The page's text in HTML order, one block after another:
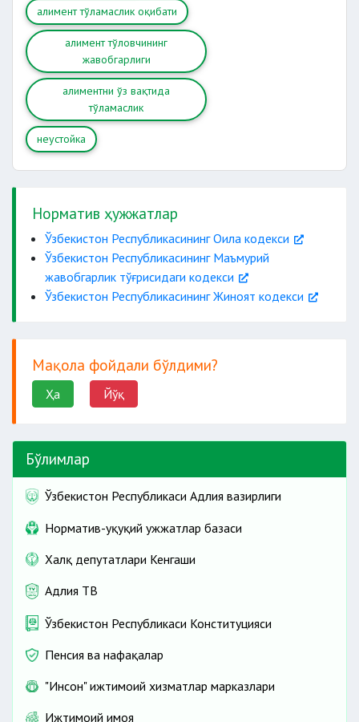
пенсия ва бошқа даромадлар олиш
жойи ҳақида
жавобгарликка сабаб бўлади.
эттириш
жавобгарликка сабаб бўлади.
тортилиши мумкин.
жавобгарликка сабаб бўалди.
жавобгарликка сабаб бўлади.
Агар шахс алимент мажбуриятлари бўйича
жавобгарликдан озод қилинади.
алимент тўламаслик оқибати
алимент тўловчининг
жавобгарлиги
алиментни ўз вақтида
тўламаслик
неустойка
Норматив ҳужжатлар
Ўзбекистон Республикасининг Оила кодекси
Ўзбекистон Республикасининг Маъмурий
жавобгарлик тўғрисидаги кодекси
Ўзбекистон Республикасининг Жиноят кодекси
Мақола фойдали бўлдими?
Ҳа Йўқ
Бўлимлар
Ўзбекистон Республикаси Адлия вазирлиги
Норматив-ҳуқуқий ҳужжатлар базаси
Халқ депутатлари Кенгаши
Адлия ТВ
Ўзбекистон Республикаси Конституцияси
Пенсия ва нафақалар
"Инсон" ижтимоий хизматлар марказлари
Ижтимоий ҳимоя